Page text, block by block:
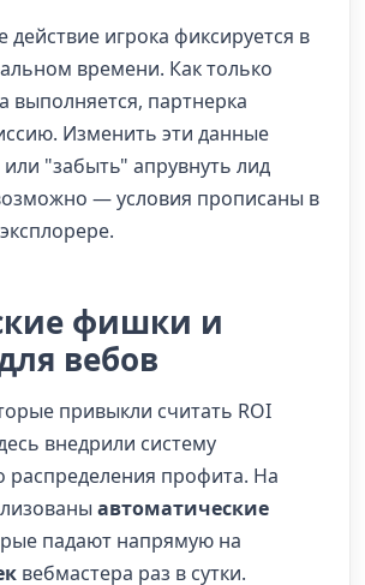
действие игрока фиксируется в
времени. Как только
выполняется, партнерка
Изменить эти данные
"забыть" апрувнуть лид
— условия прописаны в
фишки и
вебов
привыкли считать ROI
внедрили систему
распределения профита. На
автоматические
падают напрямую на
вебмастера раз в сутки.